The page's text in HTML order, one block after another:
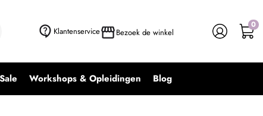
Klantenservice Bezoek de winkel
0
Sale Workshops & Opleidingen Blog
+ In winkelwagen